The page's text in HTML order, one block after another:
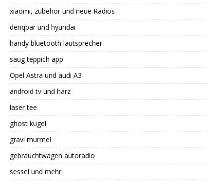
xiaomi, zubehör und neue Radios
denqbar und hyundai
handy bluetooth lautsprecher
saug teppich app
Opel Astra und audi A3
android tv und harz
laser tee
ghost kugel
gravi murmel
gebrauchtwagen autoradio
sessel und mehr